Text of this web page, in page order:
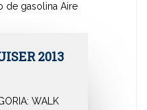
de gasolina Aire
2013
WALK